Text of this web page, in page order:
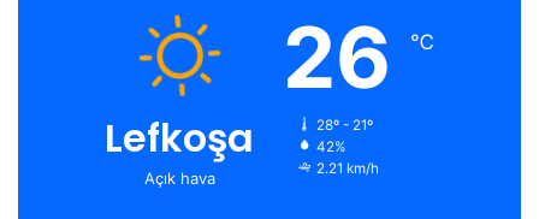
Lefkoşa
Açık hava
26 ℃
28º - 21º
42%
2.21 km/h